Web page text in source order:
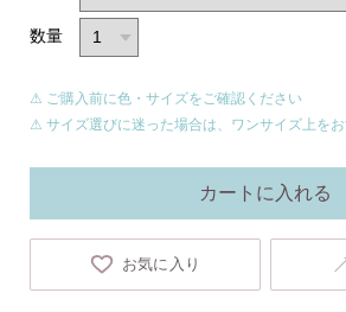
数量
⚠ ご購入前に色・サイズをご確認ください
⚠ サイズ選びに迷った場合は、ワンサイズ上を
カートに入れる
お気に入り